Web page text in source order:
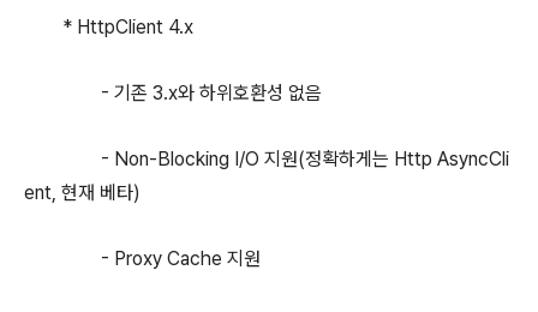
* HttpClient 4.x
- 기존 3.x와 하위호환성 없음
- Non-Blocking I/O 지원(정확하게는 Http AsyncCli
ent, 현재 베타)
- Proxy Cache 지원